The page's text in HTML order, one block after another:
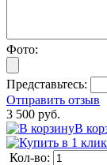
Фото:
Представьтесь:
Отправить отзыв
3 500 руб.
В
Кол-во: